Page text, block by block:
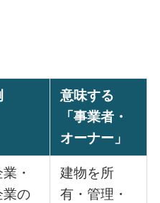
意味する
「事業者・
オーナー」
・
業の
建物を所
有・管理・